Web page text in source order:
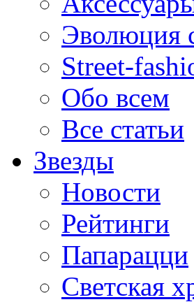
Эволюция
Street-
Обо всем
Все статьи
Звезды
Новости
Рейтинги
Папарацци
Светская